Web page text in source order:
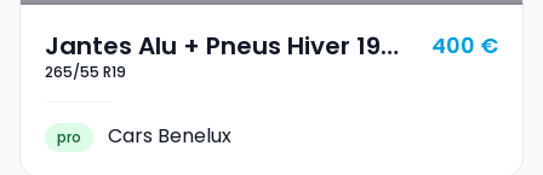
Jantes Alu + Pneus Hiver 19
265/55 R19
265/55 R19
400 €
pro Cars Benelux